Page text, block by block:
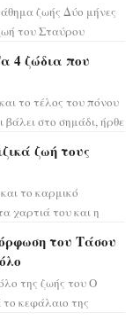
ζωής Δύο μήνες
του Σταύρου
4 ζώδια που
το τέλος του πόνου
στο σημάδι, ήρθε
ζωή τους
το καρμικό
χαρτιά του και η
του Τάσου
της ζωής του Ο
το κεφάλαιο της